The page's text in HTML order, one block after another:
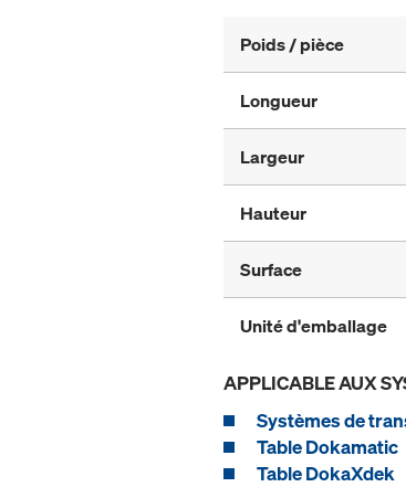
Poids / pièce
Longueur
Largeur
Hauteur
Surface
Unité d'emballage
APPLICABLE AUX
Systèmes de
Table Dokamatic
Table DokaXdek